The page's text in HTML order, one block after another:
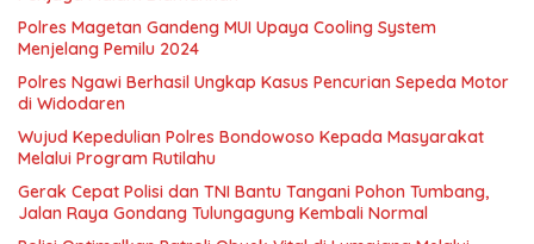
Polres Magetan Gandeng MUI Upaya Cooling System
Menjelang Pemilu 2024
Polres Ngawi Berhasil Ungkap Kasus Pencurian Sepeda Motor
di Widodaren
Wujud Kepedulian Polres Bondowoso Kepada Masyarakat
Melalui Program Rutilahu
Gerak Cepat Polisi dan TNI Bantu Tangani Pohon Tumbang,
Jalan Raya Gondang Tulungagung Kembali Normal